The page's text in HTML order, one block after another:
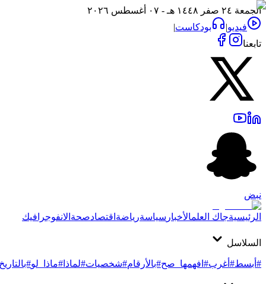
الجمعة ٢٤ صفر ١٤٤٨ هـ - ٠٧ أغسطس ٢٠٢٦
فيديو| بودكاست|
تابعنا
نبض
الرئيسيةجاك العلمالأخبار سياسةرياضةاقتصادصحةالانفوجرافيك
السلاسل
#أبسط#أغرب#افهمها_صح#بالأرقام#شخصيات#لماذا #ماذا_لو#بالتاريخ